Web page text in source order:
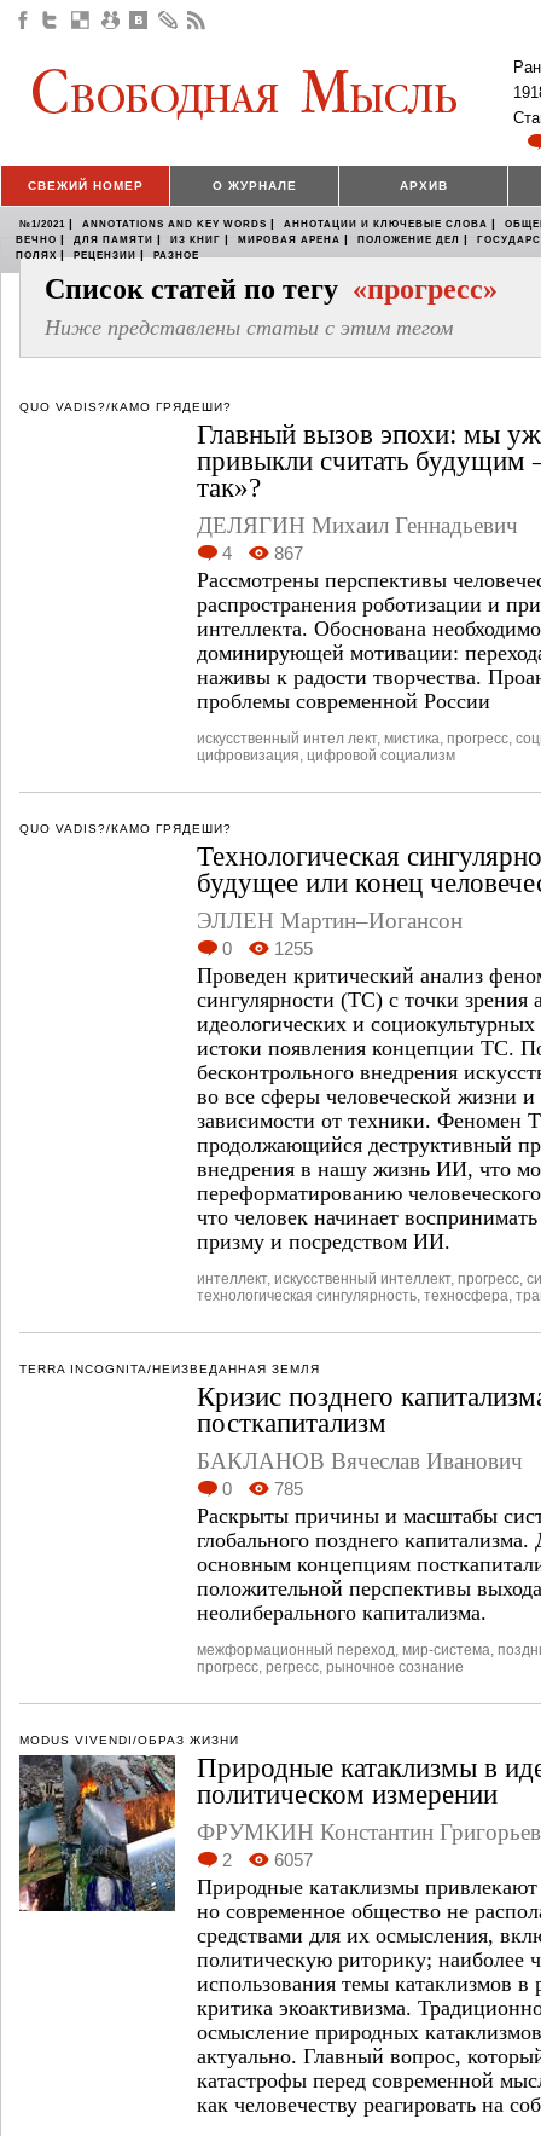
СВЕЖИЙ НОМЕР О ЖУРНАЛЕ АРХИВ
№1/2021 | ANNOTATIONS AND KEY WORDS | АННОТАЦИИ И КЛЮЧЕВЫЕ СЛОВА |
ВЕЧНО | ДЛЯ ПАМЯТИ | ИЗ КНИГ | МИРОВАЯ АРЕНА | ПОЛОЖЕНИЕ ДЕЛ |
ПОЛЯХ | РЕЦЕНЗИИ | РАЗНОЕ
Список статей по тегу «прогресс»
Ниже представлены статьи с этим тегом
QUO VADIS?/КАМО ГРЯДЕШИ?
Главный вызов эпохи: мы
привыкли считать будущим
так»?
ДЕЛЯГИН Михаил Геннадьевич
4 867
Рассмотрены перспективы
распространения роботизации и
интеллекта. Обоснована
доминирующей мотивации:
наживы к радости творчества.
проблемы современной России
искусственный интел лект, мистика прогресс
цифровизация цифровой социализм
QUO VADIS?/КАМО ГРЯДЕШИ?
Технологическая
будущее или конец
ЭЛЛЕН Мартин–Иогансон
0 1255
Проведен критический анализ
сингулярности (ТС) с точки зрения
идеологических и
истоки появления концепции ТС.
бесконтрольного внедрения
во все сферы человеческой жизни
зависимости от техники. Феномен
продолжающийся деструктивный
внедрения в нашу жизнь ИИ, что
переформатированию
что человек начинает
призму и посредством ИИ.
интеллект, искусственный интеллект, прогресс
технологическая сингулярность техносфера
TERRA INCOGNITA/НЕИЗВЕДАННАЯ ЗЕМЛЯ
Кризис позднего
посткапитализм
БАКЛАНОВ Вячеслав Иванович
0 785
Раскрыты причины и масштабы
глобального позднего
основным концепциям
положительной перспективы
неолиберального капитализма.
межформационный переход мир-система
прогресс регресс рыночное сознание
MODUS VIVENDI/ОБРАЗ ЖИЗНИ
Природные катаклизмы в
политическом измерении
ФРУМКИН Константин
2 6057
Природные катаклизмы
но современное общество не
средствами для их осмысления,
политическую риторику; наиболее
использования темы катаклизмов в
критика экоактивизма.
осмысление природных
актуально. Главный вопрос,
катастрофы перед современной
как человечеству реагировать на